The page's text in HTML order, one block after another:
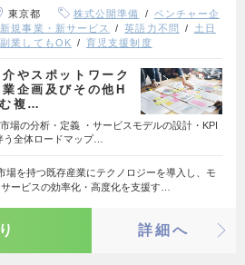
東京都 株式公開準備
ベンチャー企
新規事業・新サービス 英語力不問
土日
副業してもOK 育児支援制度
やスポットワーク
企画及びその他H
複…
場の分析・定義 ・サービスモデルの設計・KPI
う全体ロードマップ…
場を持つ既存産業にテクノロジーを導入し、モ
ービスの効率化・高度化を支援す…
詳細へ